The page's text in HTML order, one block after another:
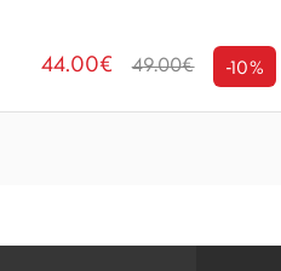
44.00€ 49.00€ -10%